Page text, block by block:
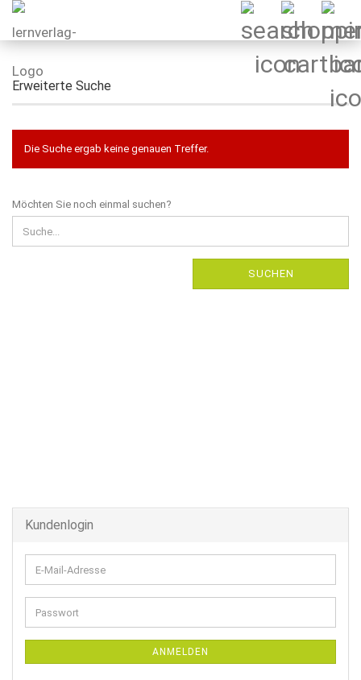
Erweiterte Suche
Die Suche ergab keine genauen Treffer.
MÖCHTEN
SIE
NOCH
EINMAL
Möchten Sie noch einmal suchen?
SUCHEN
Kundenlogin
E-
Mail-
Adresse
Passwort
ANMELDEN